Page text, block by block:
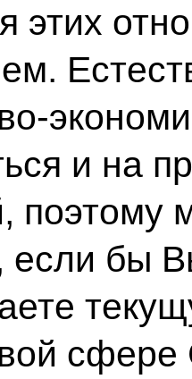
этих
и на
поэтому
если бы